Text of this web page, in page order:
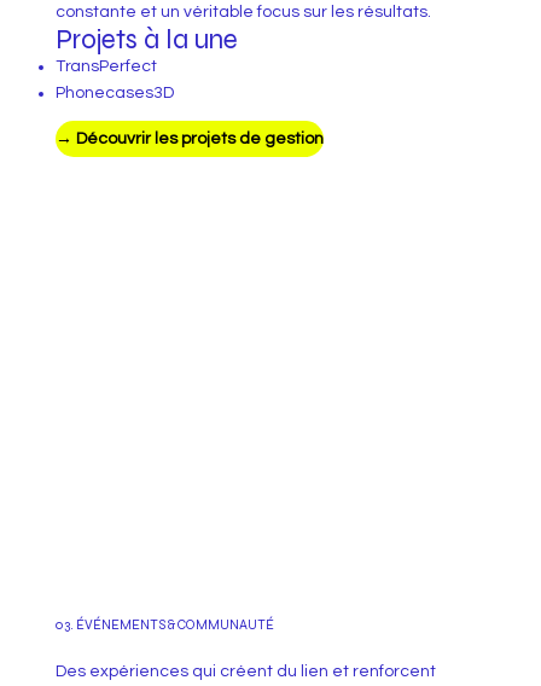
constante et un véritable focus sur les résultats.
Projets à la une
TransPerfect
Phonecases3D
→ Découvrir les projets de gestion
03. ÉVÉNEMENTS & COMMUNAUTÉ
Des expériences qui créent du lien et renforcent